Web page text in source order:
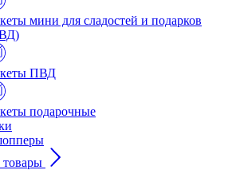
мини для сладостей и подарков
ПВД
подарочные
товары